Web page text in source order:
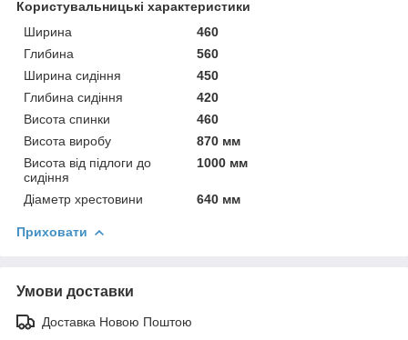
Користувальницькі характеристики
Ширина
460
Глибина
560
Ширина сидіння
450
Глибина сидіння
420
Висота спинки
460
Висота виробу
870 мм
Висота від підлоги до
сидіння
1000 мм
Діаметр хрестовини 640 мм
Приховати
Умови доставки
Доставка Новою Поштою